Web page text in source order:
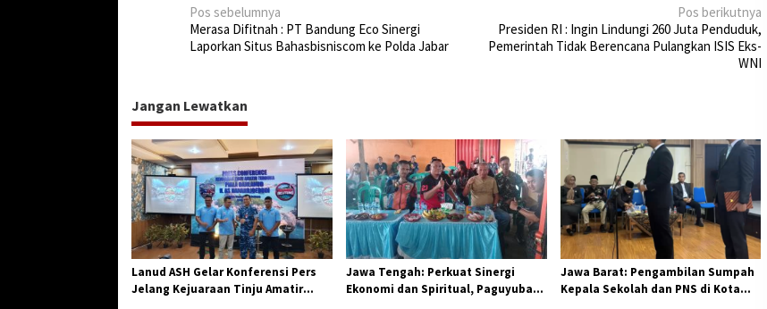
N
a
g
a
s
i
p
o
s
Pos sebelumnya
Merasa Difitnah : PT Bandung Eco Sinergi
Laporkan Situs Bahasbisniscom ke Polda Jabar
Pos berikutnya
Presiden RI : Ingin Lindungi 260 Juta Penduduk,
Pemerintah Tidak Berencana Pulangkan ISIS Eks-
WNI
Jangan Lewatkan
Lanud ASH Gelar Konferensi Pers
Jelang Kejuaraan Tinju Amatir
Jawa Tengah: Perkuat Sinergi
Ekonomi dan Spiritual, Paguyuban
Jawa Barat: Pengambilan Sumpah
Kepala Sekolah dan PNS di Kota